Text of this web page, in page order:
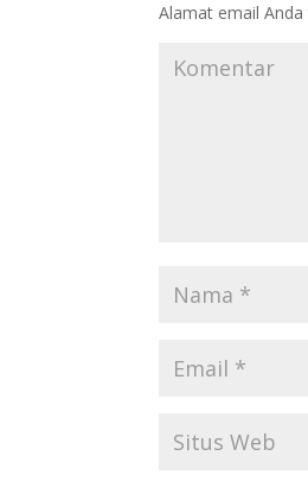
Alamat email